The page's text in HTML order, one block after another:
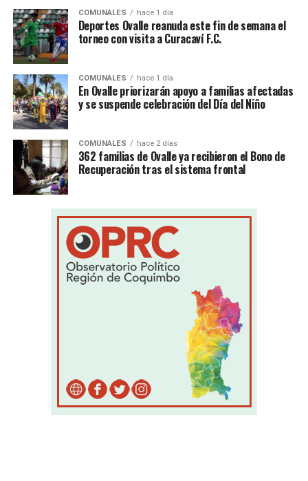
COMUNALES hace 1 día
Deportes Ovalle reanuda este fin de semana el
torneo con visita a Curacaví F.C.
COMUNALES hace 1 día
En Ovalle priorizarán apoyo a familias afectadas
y se suspende celebración del Día del Niño
COMUNALES hace 2 días
362 familias de Ovalle ya recibieron el Bono de
Recuperación tras el sistema frontal